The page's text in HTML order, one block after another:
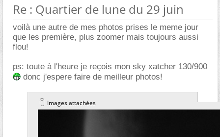
Re : Quartier de lune du 29 juin
voilà une autre de mes photos prises le meme jour
que les première, plus zoomer mais toujours aussi
flou!
ps: toute à l'heure je reçois mon sky xatcher 130/900
donc j'espere faire de meilleur photos!
Images attachées